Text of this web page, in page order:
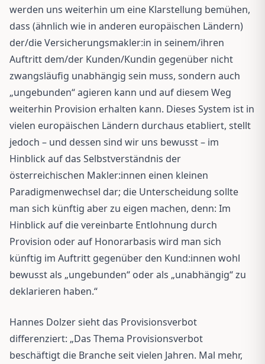
werden uns weiterhin um eine Klarstellung bemühen,
dass (ähnlich wie in anderen europäischen Ländern)
der/die Versicherungsmakler:in in seinem/ihren
Auftritt dem/der Kunden/Kundin gegenüber nicht
zwangsläufig unabhängig sein muss, sondern auch
„ungebunden“ agieren kann und auf diesem Weg
weiterhin Provision erhalten kann. Dieses System ist in
vielen europäischen Ländern durchaus etabliert, stellt
jedoch – und dessen sind wir uns bewusst – im
Hinblick auf das Selbstverständnis der
österreichischen Makler:innen einen kleinen
Paradigmenwechsel dar; die Unterscheidung sollte
man sich künftig aber zu eigen machen, denn: Im
Hinblick auf die vereinbarte Entlohnung durch
Provision oder auf Honorarbasis wird man sich
künftig im Auftritt gegenüber den Kund:innen wohl
bewusst als „ungebunden“ oder als „unabhängig“ zu
deklarieren haben.“
Hannes Dolzer sieht das Provisionsverbot
differenziert: „Das Thema Provisionsverbot
beschäftigt die Branche seit vielen Jahren. Mal mehr,